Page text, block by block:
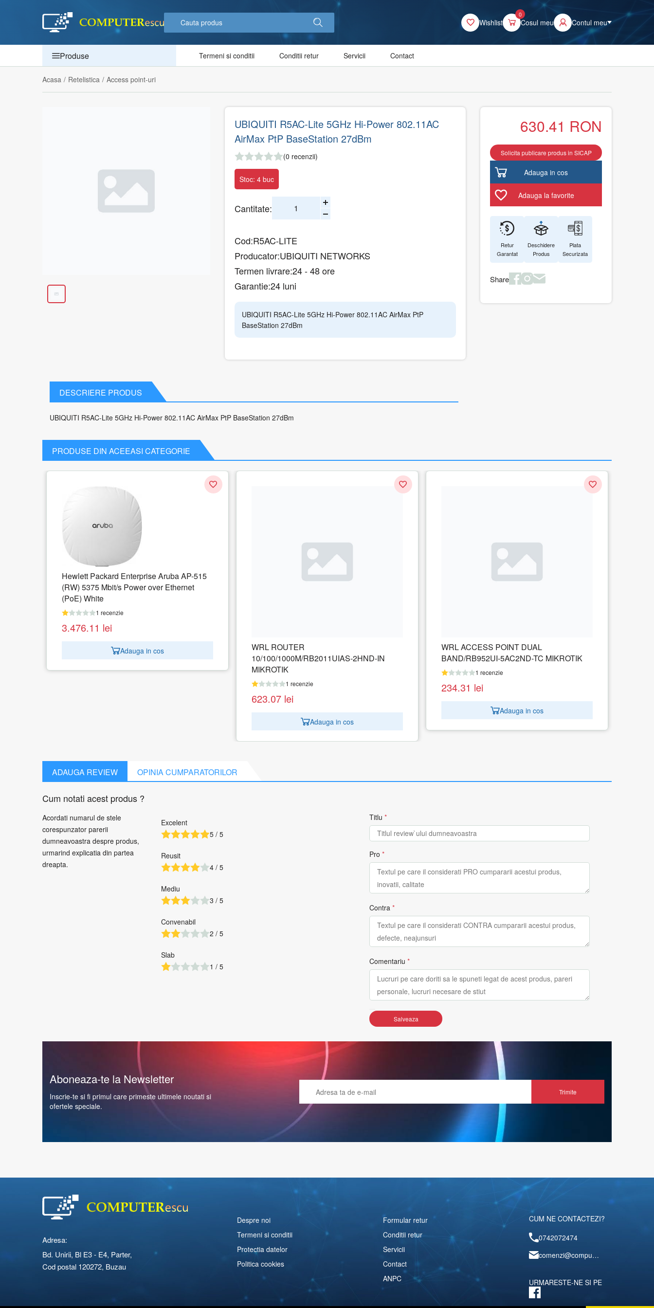
Wishlist
0
Cosul meu Contul meu
Produse Termeni si conditii Conditii retur Servicii Contact
Acasa / Retelistica / Access point-uri
UBIQUITI R5AC-Lite 5GHz Hi-Power 802.11AC
AirMax PtP BaseStation 27dBm
(0 recenzii)
Stoc: 4 buc
Cantitate:
Cod:R5AC-LITE
Producator:UBIQUITI NETWORKS
Termen livrare:24 - 48 ore
Garantie:24 luni
UBIQUITI R5AC-Lite 5GHz Hi-Power 802.11AC AirMax PtP
BaseStation 27dBm
DESCRIERE PRODUS
UBIQUITI R5AC-Lite 5GHz Hi-Power 802.11AC AirMax PtP BaseStation 27dBm
630.41 RON
Solicita publicare produs in SICAP
Adauga in cos
Adauga la favorite
Retur
Garantat
Deschidere
Produs
Plata
Securizata
Share
PRODUSE DIN ACEEASI CATEGORIE
WRL ROUTER
10/100/1000M/RB2011UIAS-2HND-IN
MIKROTIK
WRL ACCESS POINT DUAL
BAND/RB952UI-5AC2ND-TC MIKROTIK
234.31
Adauga in cos
WRL ACCESS POINT 2.4GHZ/RB951UI-
2HND MIKROTIK
223.62
Adauga in cos
ADAUGA REVIEW OPINIA CUMPARATORILOR
Cum notati acest produs ?
Acordati numarul de stele
corespunzator parerii
dumneavoastra despre produs,
urmarind explicatia din partea
dreapta.
Excelent
5 / 5
Reusit
4 / 5
Mediu
3 / 5
Convenabil
2 / 5
Slab
1 / 5
Titlu *
Pro *
Contra *
Comentariu *
Salveaza
Aboneaza-te la Newsletter
Inscrie-te si fi primul care primeste ultimele noutati si
ofertele speciale.
Trimite
Adresa:
Bd. Unirii, Bl E3 - E4, Parter,
Cod postal 120272, Buzau
Despre noi
Termeni si conditii
Protectia datelor
Politica cookies
Formular retur
Conditii retur
Servicii
Contact
ANPC
CUM NE CONTACTEZI?
0742072474
comenzi@computerescu.ro
URMARESTE-NE SI PE